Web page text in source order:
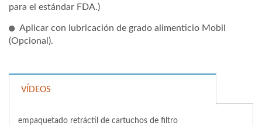
para el estándar FDA.)
Aplicar con lubricación de grado alimenticio Mobil
(Opcional).
VÍDEOS
empaquetado retráctil de cartuchos de filtro